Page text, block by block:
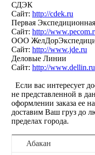
СДЭК
Сайт: http://cdek.ru
Первая
Сайт: http://
ООО
Сайт: http://www.jde.ru
Деловые Линии
Сайт: http://www.dellin.ru
Если вас интересует
не представленной в
оформлении заказа ее
доставим Ваш груз до
пределах города.
Абакан